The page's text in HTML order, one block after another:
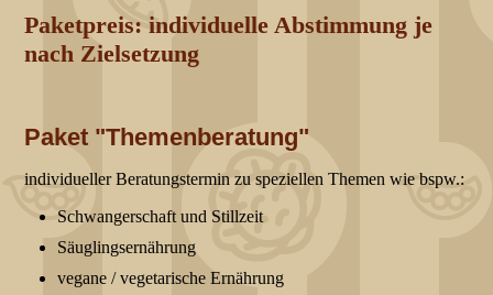
Paketpreis: individuelle Abstimmung je
nach Zielsetzung
Paket "Themenberatung"
individueller Beratungstermin zu speziellen Themen wie bspw.:
Schwangerschaft und Stillzeit
Säuglingsernährung
vegane / vegetarische Ernährung